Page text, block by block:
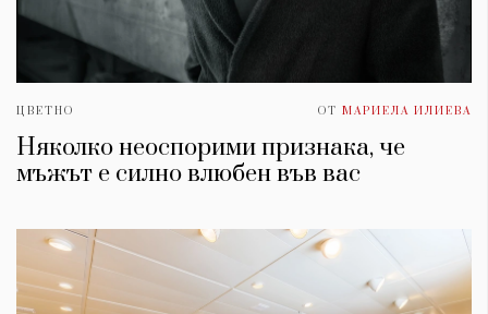
ЦВЕТНО ОТ МАРИЕЛА ИЛИЕВА
Няколко неоспорими признака, че
мъжът е силно влюбен във вас